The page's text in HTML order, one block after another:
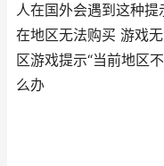
人在国外会遇到这种
在地区无法购买 游戏
区游戏提示“当前地区
么办